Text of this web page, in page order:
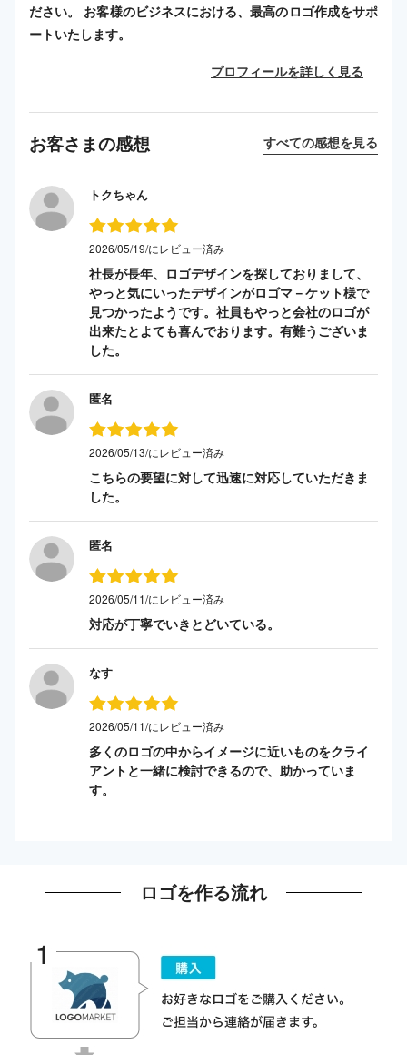
ださい。 お客様のビジネスにおける、最高のロゴ作成をサポ
ートいたします。
プロフィールを詳しく見る
お客さまの感想 すべての感想を見る
トクちゃん
2026/05/19/にレビュー済み
社長が長年、ロゴデザインを探しておりまして、
やっと気にいったデザインがロゴマ－ケット様で
見つかったようです。社員もやっと会社のロゴが
出来たとよても喜んでおります。有難うございま
した。
匿名
2026/05/13/にレビュー済み
こちらの要望に対して迅速に対応していただきま
した。
匿名
2026/05/11/にレビュー済み
対応が丁寧でいきとどいている。
なす
2026/05/11/にレビュー済み
多くのロゴの中からイメージに近いものをクライ
アントと一緒に検討できるので、助かっていま
す。
ロゴを作る流れ